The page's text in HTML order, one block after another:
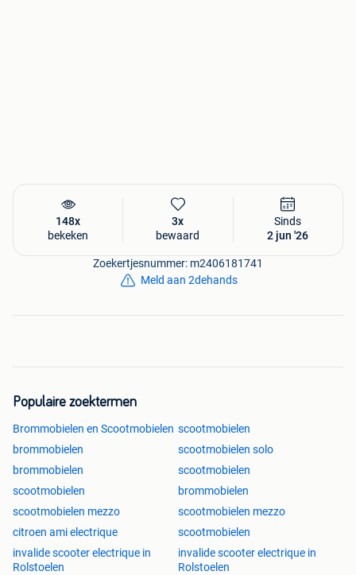
148x
bekeken
3x
bewaard
Sinds
2 jun '26
Zoekertjesnummer: m2406181741
Meld aan 2dehands
Populaire zoektermen
Brommobielen en Scootmobielen scootmobielen
brommobielen
scootmobielen solo
brommobielen
scootmobielen
scootmobielen
brommobielen
scootmobielen mezzo
scootmobielen mezzo
citroen ami electrique
scootmobielen
invalide scooter electrique in
Rolstoelen
invalide scooter electrique in
Rolstoelen